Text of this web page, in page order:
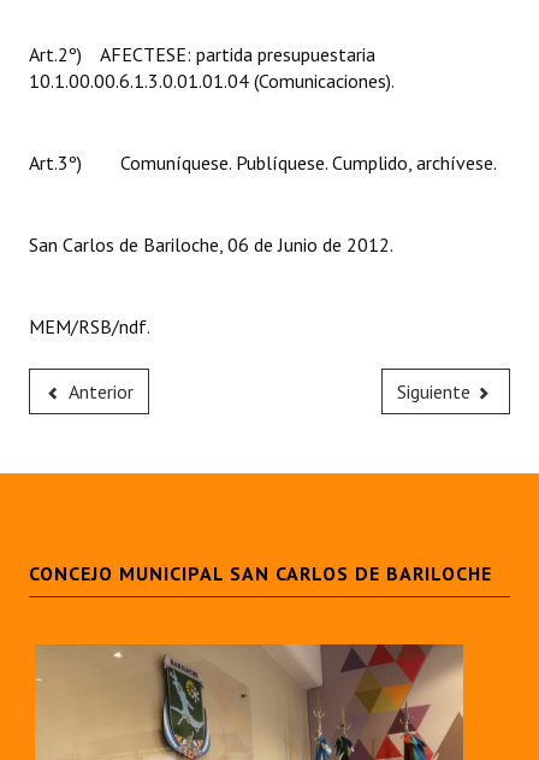
Art.2º) AFECTESE: partida presupuestaria
10.1.00.00.6.1.3.0.01.01.04 (Comunicaciones).
Art.3º) Comuníquese. Publíquese. Cumplido, archívese.
San Carlos de Bariloche, 06 de Junio de 2012.
MEM/RSB/ndf.
Anterior Siguiente
CONCEJO MUNICIPAL SAN CARLOS DE BARILOCHE